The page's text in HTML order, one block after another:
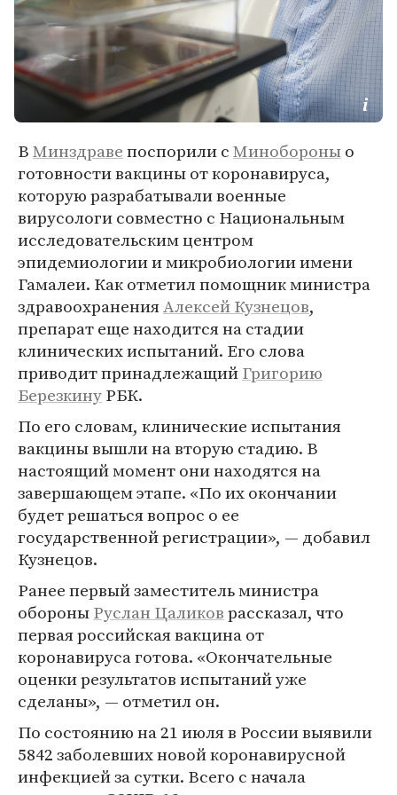
ВМинздравепоспорили сМинобороныо
готовности вакцины от коронавируса,
которую разрабатывали военные
вирусологи совместно с Национальным
исследовательским центром
эпидемиологии и микробиологии имени
Гамалеи. Как отметил помощник министра
здравоохраненияАлексей Кузнецов,
препарат еще находится на стадии
клинических испытаний. Его слова
приводит принадлежащийГригорию
БерезкинуРБК.
По его словам, клинические испытания
вакцины вышли на вторую стадию. В
настоящий момент они находятся на
завершающем этапе. «По их окончании
будет решаться вопрос о ее
государственной регистрации», — добавил
Кузнецов.
Ранее первый заместитель министра
обороныРуслан Цаликоврассказал, что
первая российская вакцина от
коронавируса готова. «Окончательные
оценки результатов испытаний уже
сделаны», — отметил он.
По состоянию на 21 июля в России выявили
5842 заболевших новой коронавирусной
инфекцией за сутки. Всего с начала